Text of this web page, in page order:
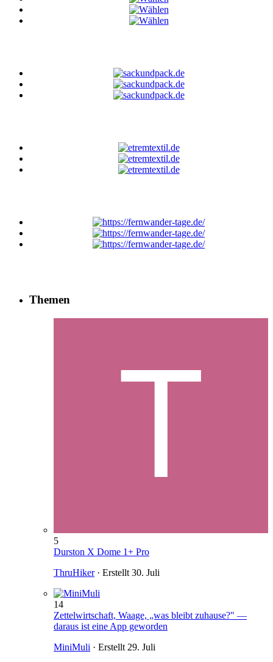
Themen
5
Durston X Dome 1+ Pro
ThruHiker· Erstellt 30. Juli
14
Zettelwirtschaft, Waage, „was bleibt zuhause?" —
daraus ist eine App geworden
MiniMuli · Erstellt 29. Juli